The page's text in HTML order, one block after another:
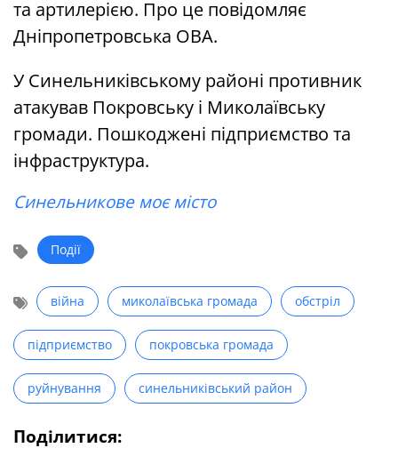
та артилерією. Про це повідомляє
Дніпропетровська ОВА.
У Синельниківському районі противник
атакував Покровську і Миколаївську
громади. Пошкоджені підприємство та
інфраструктура.
Синельникове моє місто
Події
війна миколаївська громада обстріл
підприємство покровська громада
руйнування синельниківський район
Поділитися: